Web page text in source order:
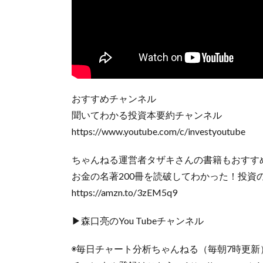
おすすめチャンネル
聞いてわかる投資本要約チャンネル
https://www.youtube.com/c/investyoutube
ちゃんねる運営者タザキさんの書籍もおすす
お金の名著200冊を読破してわかった！投資
https://amzn.to/3zEM5q9
▶森口亮のYou Tubeチャンネル
◉毎日チャート分析ちゃんねる（毎朝7時更新